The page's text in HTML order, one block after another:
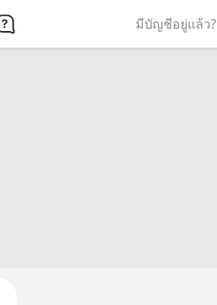
มีบัญชีอยู่แล้ว?